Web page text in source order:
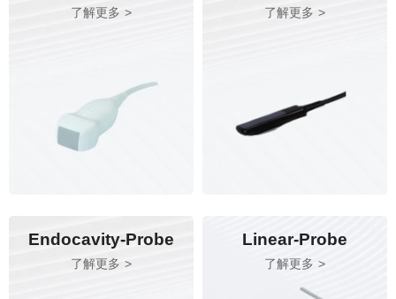
了解更多 了解更多
Endocavity-Probe
了解更多
Linear-Probe
了解更多